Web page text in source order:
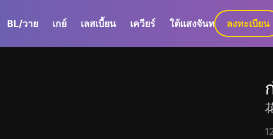
BL/วาย เกย์ เลสเบี้ยน เควียร์ ใต้แสงจันทร์ GaLa+
ลงทะเบียน